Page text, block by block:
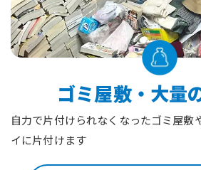
ゴミ屋敷・大量
自力で片付けられなくなったゴミ屋敷
イに片付けます